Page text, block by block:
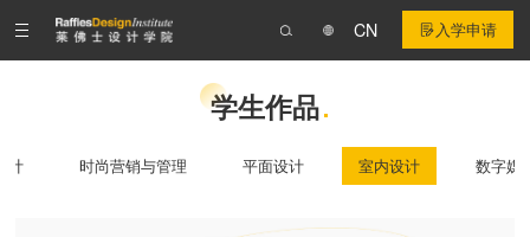
CN 入学申请
学生作品
计 时尚营销与管理 平面设计 室内设计 数字媒